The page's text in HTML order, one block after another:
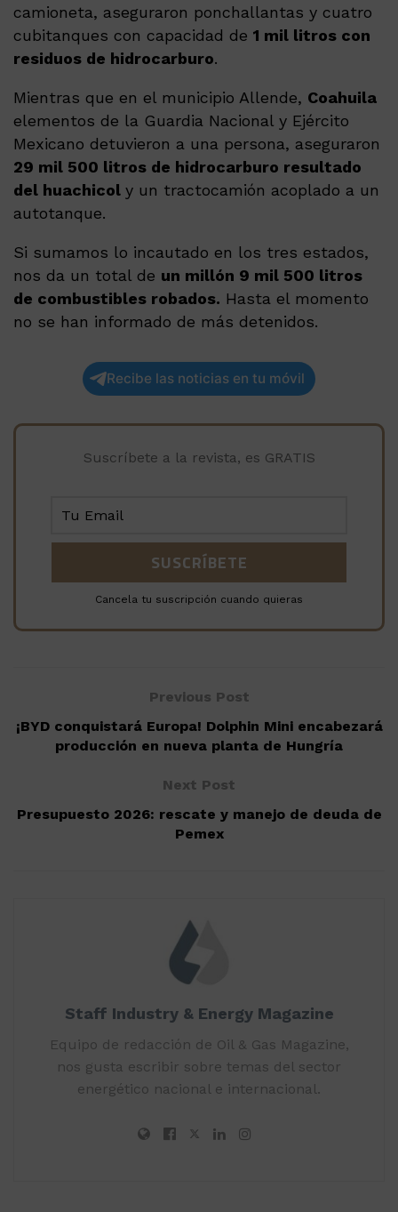
camioneta, aseguraron ponchallantas y cuatro
cubitanques con capacidad de 1 mil litros con
residuos de hidrocarburo.
Mientras que en el municipio Allende, Coahuila
elementos de la Guardia Nacional y Ejército
Mexicano detuvieron a una persona, aseguraron
29 mil 500 litros de hidrocarburo resultado
del huachicol y un tractocamión acoplado a un
autotanque.
Si sumamos lo incautado en los tres estados,
nos da un total de un millón 9 mil 500 litros
de combustibles robados. Hasta el momento
no se han informado de más detenidos.
Recibe las noticias en tu móvil
Suscríbete a la revista, es GRATIS
Cancela tu suscripción cuando quieras
Previous Post
¡BYD conquistará Europa! Dolphin Mini encabezará
producción en nueva planta de Hungría
Next Post
Presupuesto 2026: rescate y manejo de deuda de
Pemex
Staff Industry & Energy Magazine
Equipo de redacción de Oil & Gas Magazine,
nos gusta escribir sobre temas del sector
energético nacional e internacional.